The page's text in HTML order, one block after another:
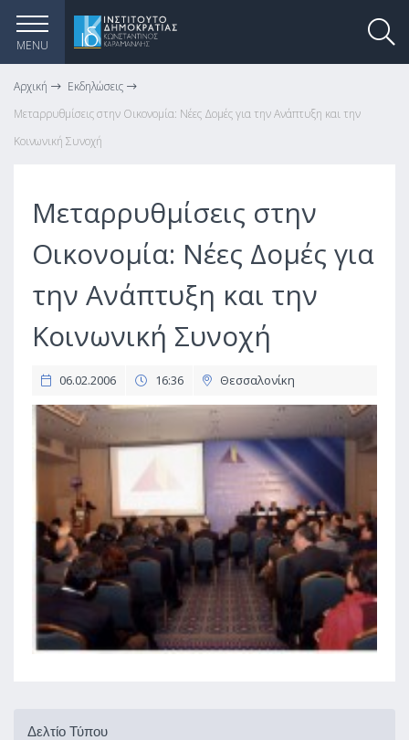
MENU
Αρχική
Εκδηλώσεις
Μεταρρυθμίσεις στην Οικονομία: Νέες Δομές για την Ανάπτυξη και την
Κοινωνική Συνοχή
Μεταρρυθμίσεις στην
Οικονομία: Νέες Δομές για
την Ανάπτυξη και την
Κοινωνική Συνοχή
06.02.2006 16:36 Θεσσαλονίκη
Δελτίο Τύπου